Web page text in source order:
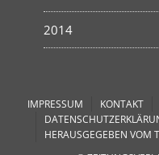
2014
IMPRESSUM KONTAKT
HERAUSGEGEBEN VOM